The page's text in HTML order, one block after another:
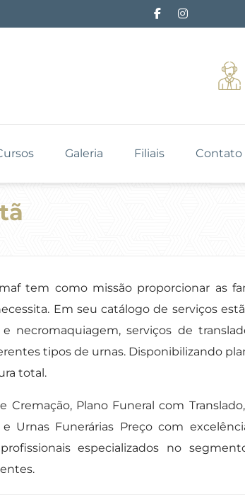
Galeria Filiais Contato
tem como missão proporcionar as
Em seu catálogo de serviços
necromaquiagem, serviços de
tipos de urnas. Disponibilizando
total.
Plano Funeral com
Urnas Funerárias Preço com
especializados no